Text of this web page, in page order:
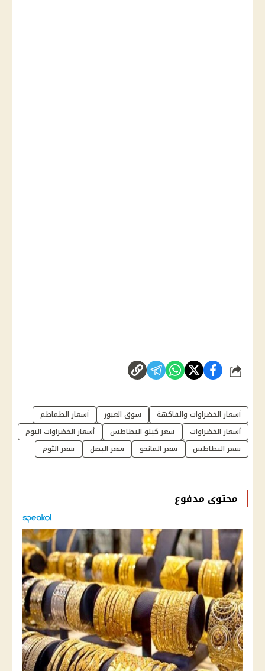
شارك
أسعار الخضراوات والفاكهة سوق العبور
أسعار الطماطم
أسعار الخضراوات
سعر كيلو البطاطس
أسعار الخضراوات اليوم
سعر البطاطس
سعر المانجو سعر البصل سعر الثوم
محتوى مدفوع